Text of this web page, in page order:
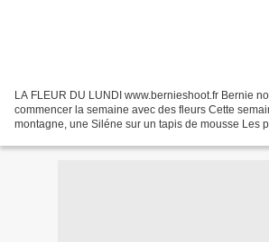
LA FLEUR DU LUNDI www.bernieshoot.fr Bernie
commencer la semaine avec des fleurs Cette
montagne, une Siléne sur un tapis de mousse Les